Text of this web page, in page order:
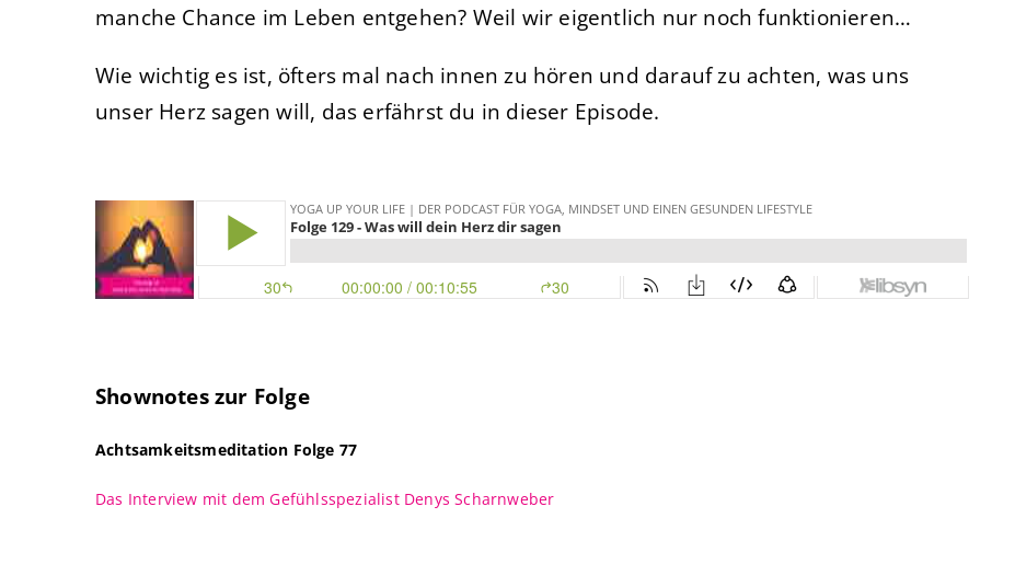
manche Chance im Leben entgehen? Weil wir eigentlich nur noch funktionieren…
Wie wichtig es ist, öfters mal nach innen zu hören und darauf zu achten, was uns
unser Herz sagen will, das erfährst du in dieser Episode.
Shownotes zur Folge
Achtsamkeitsmeditation Folge 77
Das Interview mit dem Gefühlsspezialist Denys Scharnweber